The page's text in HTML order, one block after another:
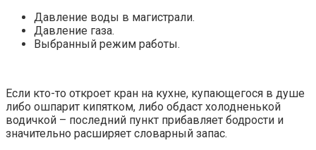
Давление воды в магистрали.
Давление газа.
Выбранный режим работы.
Если кто-то откроет кран на кухне, купающегося в душе
либо ошпарит кипятком, либо обдаст холодненькой
водичкой – последний пункт прибавляет бодрости и
значительно расширяет словарный запас.